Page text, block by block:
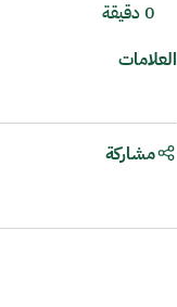
0 دقيقة
العلامات
مشاركة